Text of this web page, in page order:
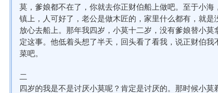
莫，爹娘都不在了，你就去你正财伯船上做吧。至于小
镇上，人可好了，老公是做木匠的，家里什么都有，就
放心去船上。那年我四岁，小莫十二岁，没有爹娘替小
定这事。他低着头想了半天，回头看了看我，说正财伯
菜吧。
二
四岁的我是不是讨厌小莫呢？肯定是讨厌的。那时候小